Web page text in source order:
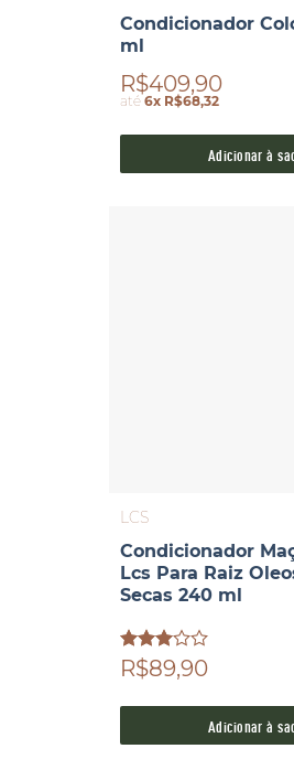
Condicionador
ml
R$409,90
até6x R$68,32
Adicionar à
LCS
Condicionador
Lcs Para Raiz
Secas 240 ml
Avaliação
3.00
R$89,90
Adicionar à